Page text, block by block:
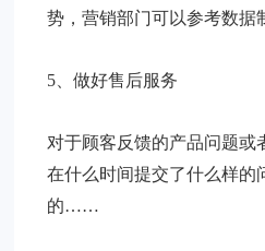
势，营销部门可以参考数据
5、做好售后服务
对于顾客反馈的产品问题或
在什么时间提交了什么样的
的……